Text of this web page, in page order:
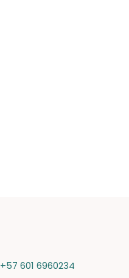
+57 601 6960234